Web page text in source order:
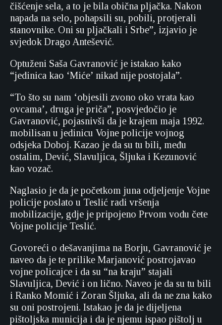
čišćenje sela, a to je bila obična pljačka. Nakon
napada na selo, pohapsili su, pobili, protjerali
stanovnike. Oni su pljačkali i Srbe”, izjavio je
svjedok Drago Antešević.
Optuženi Saša Gavranović je istakao kako
“jedinica kao ‘Miće’ nikad nije postojala”.
“To što su nam ‘objesili zvono oko vrata kao
ovcama’, druga je priča”, posvjedočio je
Gavranović, pojasnivši da je krajem maja 1992.
mobilisan u jedinicu Vojne policije vojnog
odsjeka Doboj. Kazao je da su tu bili, među
ostalim, Dević, Slavuljica, Šljuka i Kezunović
kao vozač.
Naglasio je da je početkom juna odjeljenje Vojne
policije poslato u Teslić radi vršenja
mobilizacije, gdje je pripojeno Prvom vodu čete
Vojne policije Teslić.
Govoreći o dešavanjima na Borju, Gavranović je
naveo da je te prilike Marjanović postrojavao
vojne policajce i da su “na kraju” stajali
Slavuljica, Dević i on lično. Naveo je da su tu bili
i Ranko Momić i Zoran Šljuka, ali da ne zna kako
su oni postrojeni. Istakao je da je dijeljena
pištoljska municija i da je njemu ispao pištolj u